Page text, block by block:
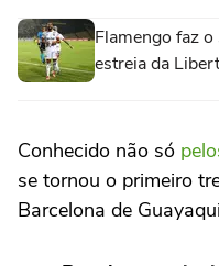
Flamengo faz
estreia da
Conhecido não só
se tornou o primeiro
Barcelona de